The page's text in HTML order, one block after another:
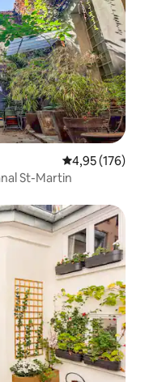
4,95 de uma
4,95 (176)
St-Martin